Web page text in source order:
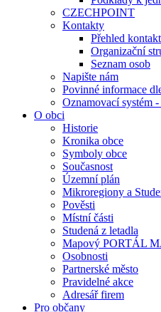
CZECHPOINT
Kontakty
Přehled
Organizační
Seznam osob
Napište nám
Povinné informace
Oznamovací systém
O obci
Historie
Kronika obce
Symboly obce
Současnost
Územní plán
Mikroregiony a
Pověsti
Místní části
Studená z letadla
Mapový PORTÁL
Osobnosti
Partnerské město
Pravidelné akce
Adresář firem
Pro občany